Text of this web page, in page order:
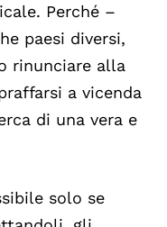
Perché –
paesi diversi,
rinunciare alla
a vicenda
di una vera e
solo se